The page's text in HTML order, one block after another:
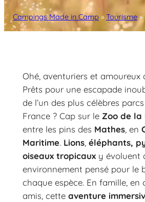
Campings Made in Camp » Tourisme»
Ohé, aventuriers et amoureux
Prêts pour une escapade
de l’un des plus célèbres
France ? Cap sur le Zoo de la
entre les pins des Mathes, en
Maritime. Lions, éléphants,
oiseaux tropicaux y évoluent
environnement pensé pour le
chaque espèce. En famille, en
amis, cette aventure